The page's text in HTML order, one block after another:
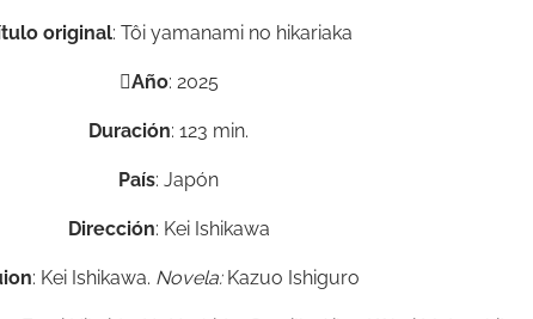
original: Tôi yamanami no hikariaka
Año: 2025
Duración: 123 min.
País: Japón
Dirección: Kei Ishikawa
: Kei Ishikawa. Novela: Kazuo Ishiguro